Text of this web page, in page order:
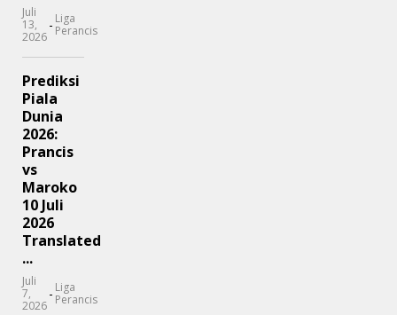
Juli
13,
2026
- Liga
Perancis
Prediksi
Piala
Dunia
2026:
Prancis
vs
Maroko
10 Juli
2026
Translated
...
Juli
7,
2026
- Liga
Perancis